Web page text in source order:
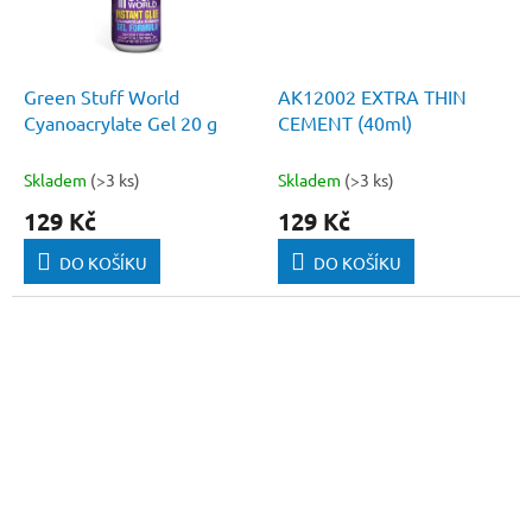
Green Stuff World
Cyanoacrylate Gel 20 g
Skladem (>3 ks)
129 Kč
DO KOŠÍKU
AK12002 EXTRA THIN
CEMENT (40ml)
Skladem (>3 ks)
129 Kč
DO KOŠÍKU